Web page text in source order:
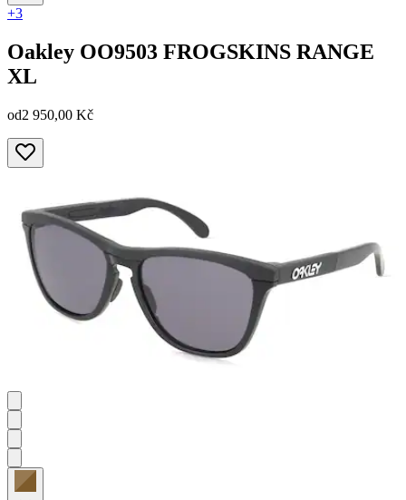
+3
Oakley OO9503 FROGSKINS RANGE
XL
od2 950,00 Kč